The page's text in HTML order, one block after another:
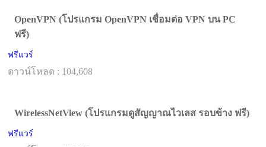
OpenVPN (โปรแกรม OpenVPN เชื่อมต่อ VPN บน PC
ฟรี)
ฟรีแวร์
ดาวน์โหลด : 104,608
WirelessNetView (โปรแกรมดูสัญญาณไวเลส รอบข้าง ฟรี)
ฟรีแวร์